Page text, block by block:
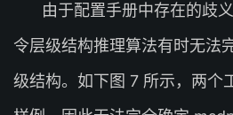
由于配置手册中存在的歧
令层级结构推理算法有时无法
级结构。如下图 7 所示，两个